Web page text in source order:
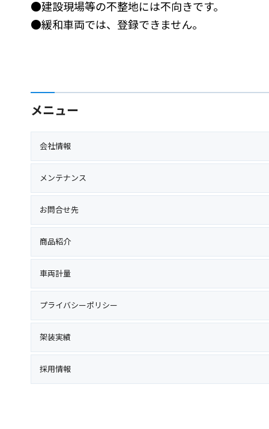
●建設現場等の不整地には不向きです。
●緩和車両では、登録できません。
メニュー
会社情報
メンテナンス
お問合せ先
商品紹介
車両計量
プライバシーポリシー
架装実績
採用情報